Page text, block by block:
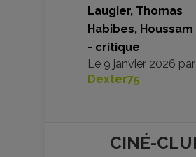
Laugier, Thomas
Habibes, Houssam
- critique
Le 9 janvier 2026 par
Dexter75
CINÉ-